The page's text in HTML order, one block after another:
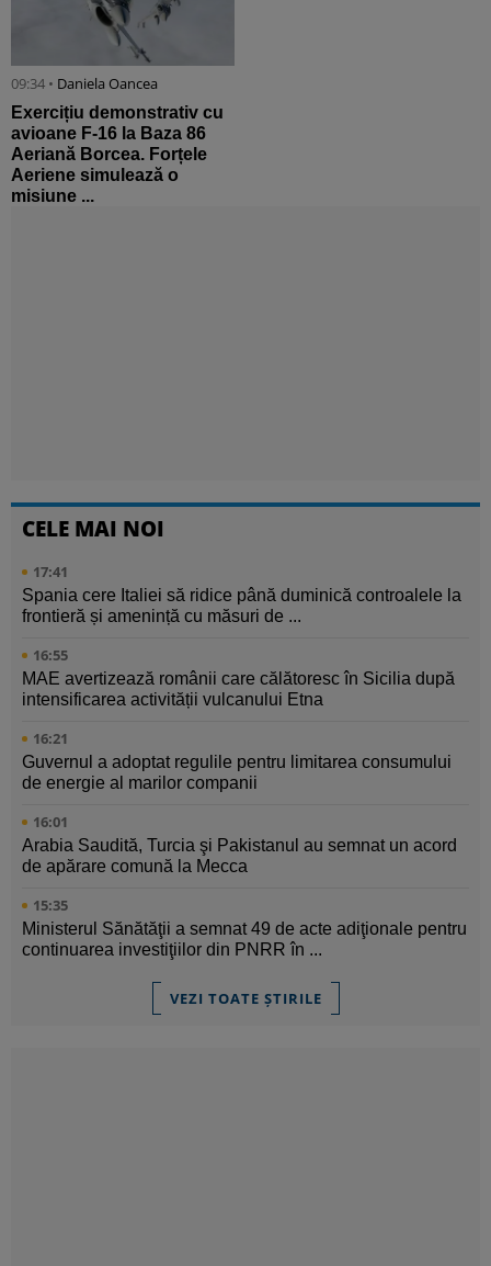
09:34 • Daniela Oancea
Exercițiu demonstrativ cu
avioane F-16 la Baza 86
Aeriană Borcea. Forțele
Aeriene simulează o
misiune ...
CELE MAI NOI
17:41
Spania cere Italiei să ridice până duminică controalele la
frontieră și amenință cu măsuri de ...
16:55
MAE avertizează românii care călătoresc în Sicilia după
intensificarea activității vulcanului Etna
16:21
Guvernul a adoptat regulile pentru limitarea consumului
de energie al marilor companii
16:01
Arabia Saudită, Turcia şi Pakistanul au semnat un acord
de apărare comună la Mecca
15:35
Ministerul Sănătăţii a semnat 49 de acte adiţionale pentru
continuarea investiţiilor din PNRR în ...
VEZI TOATE ȘTIRILE